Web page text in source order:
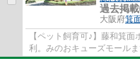
過去掲
大阪府箕
【ペット飼育可♪】藤和箕
利。みのおキューズモール
下階への移動が楽になるエ